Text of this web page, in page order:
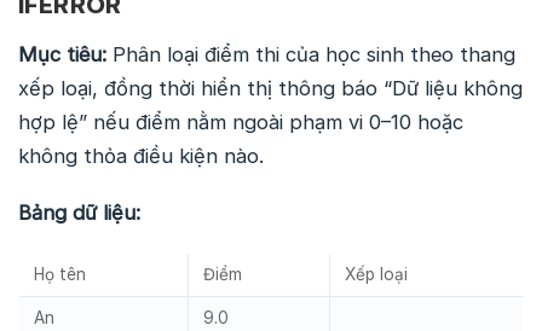
Mục tiêu: Phân loại điểm thi của học sinh theo thang
xếp loại, đồng thời hiển thị thông báo “Dữ liệu không
hợp lệ” nếu điểm nằm ngoài phạm vi 0–10 hoặc
không thỏa điều kiện nào.
Bảng dữ liệu:
Họ tên Điểm Xếp loại
An 9.0